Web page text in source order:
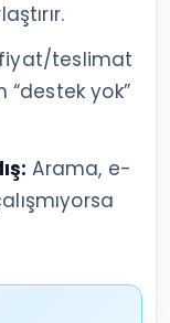
fiyat/teslimat
“destek yok”
Arama, e-